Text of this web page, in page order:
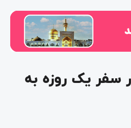
سفر یک روزه به